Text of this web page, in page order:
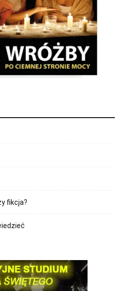
fikcja?